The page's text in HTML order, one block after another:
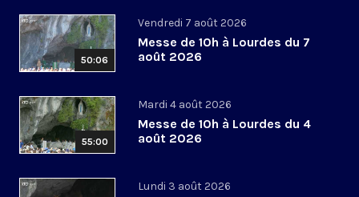
50:06
Vendredi 7 août 2026
Messe de 10h à Lourdes du 7
août 2026
55:00
Mardi 4 août 2026
Messe de 10h à Lourdes du 4
août 2026
Lundi 3 août 2026